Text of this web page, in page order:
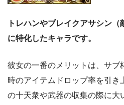
トレハンやブレイクアサシン（
に特化したキャラです。
彼女の一番のメリットは、サブ
時のアイテムドロップ率を引き
の十天衆や武器の収集の際に大